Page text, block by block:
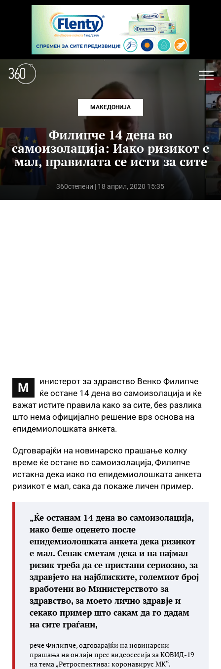
МАКЕДОНИЈА
Филипче 14 дена во
самоизолација: Иако ризикот е
мал, правилата се исти за сите
360степени | 18 април, 2020 15:35
М
инистерот за здравство Венко Филипче
ќе остане 14 дена во самоизолација и ќе
важат истите правила како за сите, без разлика
што нема официјално решение врз основа на
епидемиолошката анкета.
Одговарајќи на новинарско прашање колку
време ќе остане во самоизолација, Филипче
истакна дека иако по епидемиолошката анкета
ризикот е мал, сака да покаже личен пример.
„Ќе останам 14 дена во самоизолација,
иако беше оценето после
епидемиолошката анкета дека ризикот
е мал. Сепак сметам дека и на најмал
ризик треба да се пристапи сериозно, за
здравјето на најблиските, големиот број
вработени во Министерството за
здравство, за моето лично здравје и
секако пример што сакам да го дадам
на сите граѓани,
рече Филипче, одговарајќи на новинарски
прашања на онлајн прес видеосесија за КОВИД-19
на тема „Ретроспектива: коронавирус МК“.